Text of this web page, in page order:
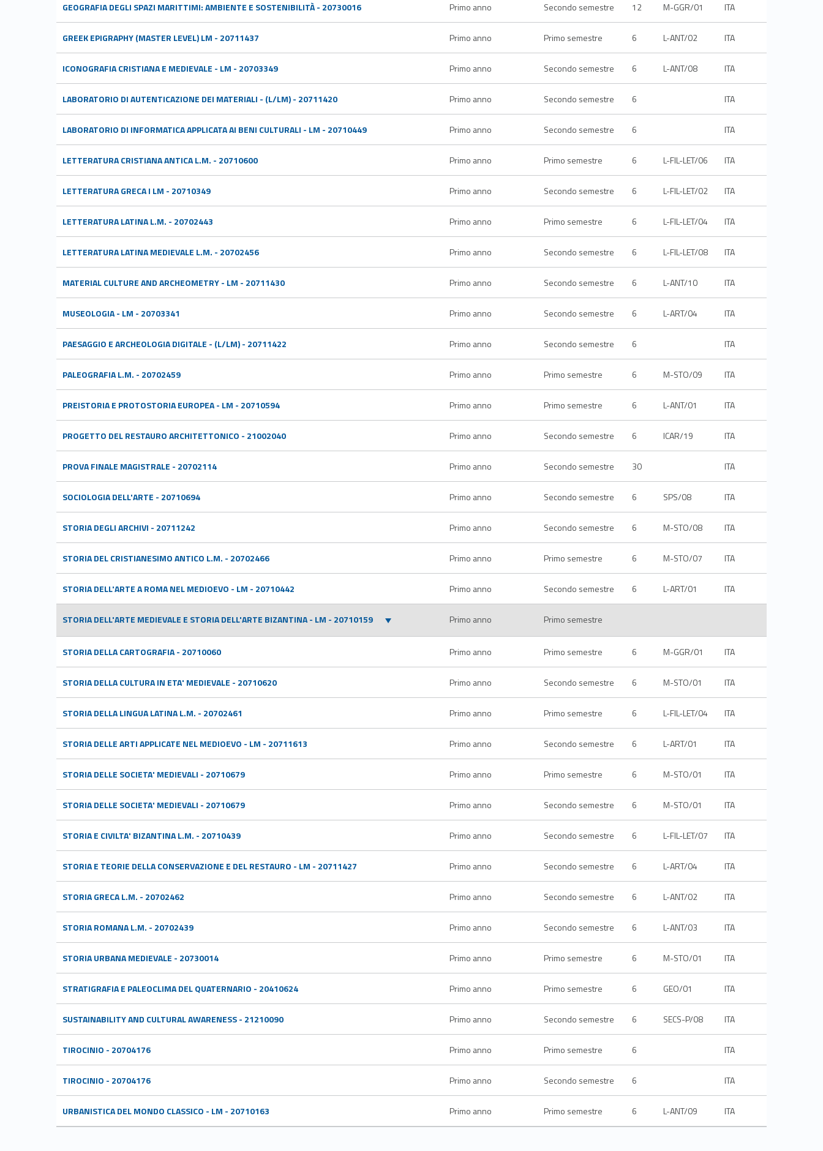
GEOGRAFIA DEGLI SPAZI MARITTIMI: AMBIENTE E SOSTENIBILITÀ - 20730016 Primo anno Secondo semestre 12 M-GGR/01 ITA
GREEK EPIGRAPHY (MASTER LEVEL) LM - 20711437 Primo anno Primo semestre 6 L-ANT/02 ITA
ICONOGRAFIA CRISTIANA E MEDIEVALE - LM - 20703349 Primo anno Secondo semestre 6 L-ANT/08 ITA
LABORATORIO DI AUTENTICAZIONE DEI MATERIALI - (L/LM) - 20711420 Primo anno Secondo semestre 6 ITA
LABORATORIO DI INFORMATICA APPLICATA AI BENI CULTURALI - LM - 20710449 Primo anno Secondo semestre 6 ITA
LETTERATURA CRISTIANA ANTICA L.M. - 20710600 Primo anno Primo semestre 6 L-FIL-LET/06 ITA
LETTERATURA GRECA I LM - 20710349 Primo anno Secondo semestre 6 L-FIL-LET/02 ITA
LETTERATURA LATINA L.M. - 20702443 Primo anno Primo semestre 6 L-FIL-LET/04 ITA
LETTERATURA LATINA MEDIEVALE L.M. - 20702456 Primo anno Secondo semestre 6 L-FIL-LET/08 ITA
MATERIAL CULTURE AND ARCHEOMETRY - LM - 20711430 Primo anno Secondo semestre 6 L-ANT/10 ITA
MUSEOLOGIA - LM - 20703341 Primo anno Secondo semestre 6 L-ART/04 ITA
PAESAGGIO E ARCHEOLOGIA DIGITALE - (L/LM) - 20711422 Primo anno Secondo semestre 6 ITA
PALEOGRAFIA L.M. - 20702459 Primo anno Primo semestre 6 M-STO/09 ITA
PREISTORIA E PROTOSTORIA EUROPEA - LM - 20710594 Primo anno Primo semestre 6 L-ANT/01 ITA
PROGETTO DEL RESTAURO ARCHITETTONICO - 21002040 Primo anno Secondo semestre 6 ICAR/19 ITA
PROVA FINALE MAGISTRALE - 20702114 Primo anno Secondo semestre 30 ITA
SOCIOLOGIA DELL'ARTE - 20710694 Primo anno Secondo semestre 6 SPS/08 ITA
STORIA DEGLI ARCHIVI - 20711242 Primo anno Secondo semestre 6 M-STO/08 ITA
STORIA DEL CRISTIANESIMO ANTICO L.M. - 20702466 Primo anno Primo semestre 6 M-STO/07 ITA
STORIA DELL'ARTE A ROMA NEL MEDIOEVO - LM - 20710442 Primo anno Secondo semestre 6 L-ART/01 ITA
STORIA DELL'ARTE MEDIEVALE E STORIA DELL'ARTE BIZANTINA - LM - 20710159 Primo anno Primo semestre
STORIA DELLA CARTOGRAFIA - 20710060 Primo anno Primo semestre 6 M-GGR/01 ITA
STORIA DELLA CULTURA IN ETA' MEDIEVALE - 20710620 Primo anno Secondo semestre 6 M-STO/01 ITA
STORIA DELLA LINGUA LATINA L.M. - 20702461 Primo anno Primo semestre 6 L-FIL-LET/04 ITA
STORIA DELLE ARTI APPLICATE NEL MEDIOEVO - LM - 20711613 Primo anno Secondo semestre 6 L-ART/01 ITA
STORIA DELLE SOCIETA' MEDIEVALI - 20710679 Primo anno Primo semestre 6 M-STO/01 ITA
STORIA DELLE SOCIETA' MEDIEVALI - 20710679 Primo anno Secondo semestre 6 M-STO/01 ITA
STORIA E CIVILTA' BIZANTINA L.M. - 20710439 Primo anno Secondo semestre 6 L-FIL-LET/07 ITA
STORIA E TEORIE DELLA CONSERVAZIONE E DEL RESTAURO - LM - 20711427 Primo anno Secondo semestre 6 L-ART/04 ITA
STORIA GRECA L.M. - 20702462 Primo anno Secondo semestre 6 L-ANT/02 ITA
STORIA ROMANA L.M. - 20702439 Primo anno Secondo semestre 6 L-ANT/03 ITA
STORIA URBANA MEDIEVALE - 20730014 Primo anno Primo semestre 6 M-STO/01 ITA
STRATIGRAFIA E PALEOCLIMA DEL QUATERNARIO - 20410624 Primo anno Primo semestre 6 GEO/01 ITA
SUSTAINABILITY AND CULTURAL AWARENESS - 21210090 Primo anno Secondo semestre 6 SECS-P/08 ITA
TIROCINIO - 20704176 Primo anno Primo semestre 6 ITA
TIROCINIO - 20704176 Primo anno Secondo semestre 6 ITA
URBANISTICA DEL MONDO CLASSICO - LM - 20710163 Primo anno Primo semestre 6 L-ANT/09 ITA